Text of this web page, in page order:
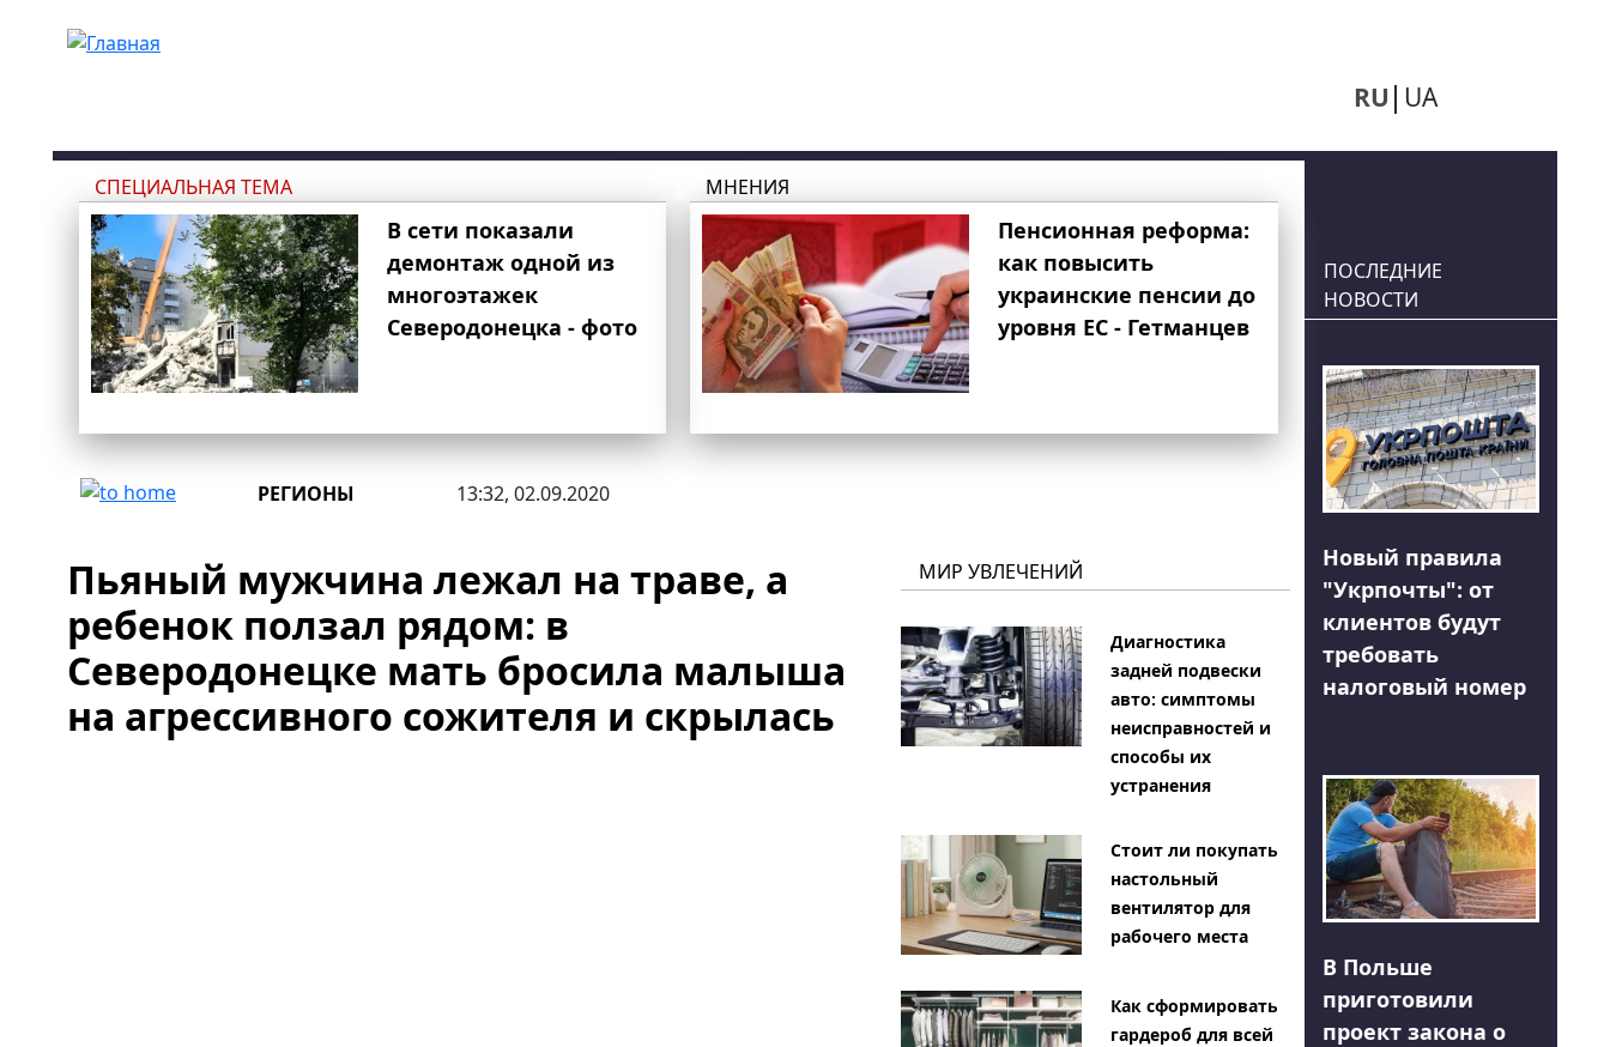
RU UA
СПЕЦИАЛЬНАЯ ТЕМА
В сети показали
демонтаж одной из
многоэтажек
Северодонецка - фото
МНЕНИЯ
Пенсионная реформа:
как повысить
украинские пенсии до
уровня ЕС - Гетманцев
РЕГИОНЫ 13:32, 02.09.2020
Пьяный мужчина лежал на траве, а
ребенок ползал рядом: в
Северодонецке мать бросила малыша
на агрессивного сожителя и скрылась
МИР УВЛЕЧЕНИЙ
Диагностика
задней подвески
авто: симптомы
неисправностей и
способы их
устранения
Стоит ли покупать
настольный
вентилятор для
рабочего места
Как сформировать
гардероб для всей
ПОСЛЕДНИЕ
НОВОСТИ
Новый правила
"Укрпочты": от
клиентов будут
требовать
налоговый номер
В Польше
приготовили
проект закона о